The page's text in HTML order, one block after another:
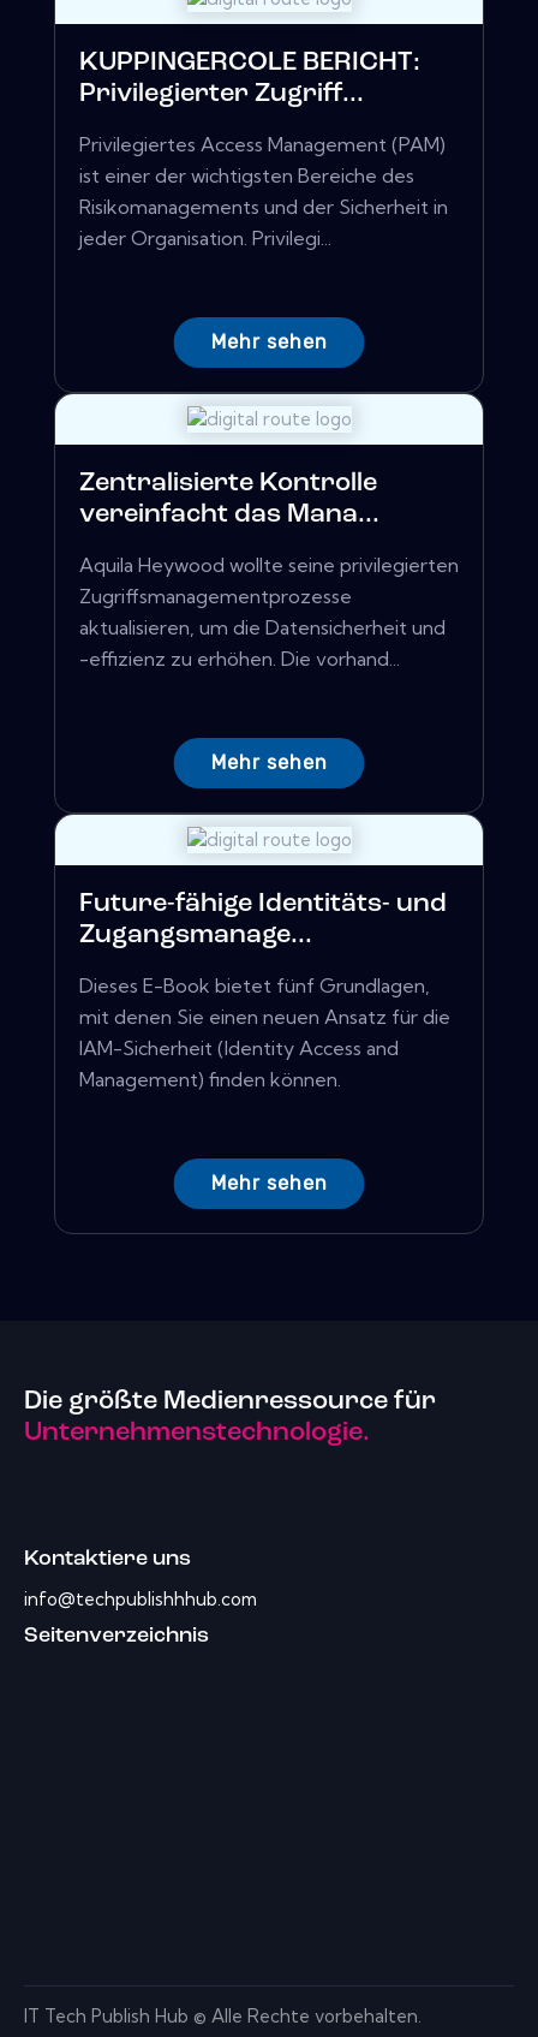
KUPPINGERCOLE BERICHT:
Privilegierter Zugriff...
Privilegiertes Access Management (PAM)
ist einer der wichtigsten Bereiche des
Risikomanagements und der Sicherheit in
jeder Organisation. Privilegi...
Mehr sehen
Zentralisierte Kontrolle
vereinfacht das Mana...
Aquila Heywood wollte seine privilegierten
Zugriffsmanagementprozesse
aktualisieren, um die Datensicherheit und
-effizienz zu erhöhen. Die vorhand...
Mehr sehen
Future-fähige Identitäts- und
Zugangsmanage...
Dieses E-Book bietet fünf Grundlagen,
mit denen Sie einen neuen Ansatz für die
IAM-Sicherheit (Identity Access and
Management) finden können.
Mehr sehen
Die größte Medienressource für
Unternehmenstechnologie.
Kontaktiere uns
info@techpublishhhub.com
Seitenverzeichnis
IT Tech Publish Hub © Alle Rechte vorbehalten.